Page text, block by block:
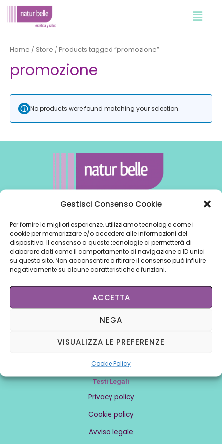
Gestisci Consenso Cookie
Per fornire le migliori esperienze, utilizziamo tecnologie come i
cookie per memorizzare e/o accedere alle informazioni del
dispositivo. Il consenso a queste tecnologie ci permetterà di
elaborare dati come il comportamento di navigazione o ID unici
su questo sito. Non acconsentire o ritirare il consenso può influire
negativamente su alcune caratteristiche e funzioni.
ACCETTA
NEGA
VISUALIZZA LE PREFERENZE
Cookie Policy
Vai
Home / Store / Products tagged “promozione”
promozione
No products were found matching your selection.
Conoscere noi
Chi siamo
Contattaci
Affiliati
Intranet
Testi Legali
Privacy policy
Cookie policy
Avviso legale